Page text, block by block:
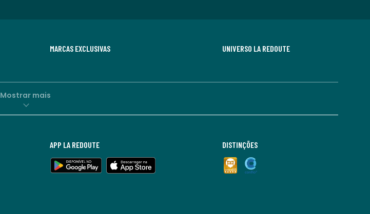
MARCAS EXCLUSIVAS UNIVERSO LA REDOUTE
Mostrar mais
APP LA REDOUTE DISTINÇÕES